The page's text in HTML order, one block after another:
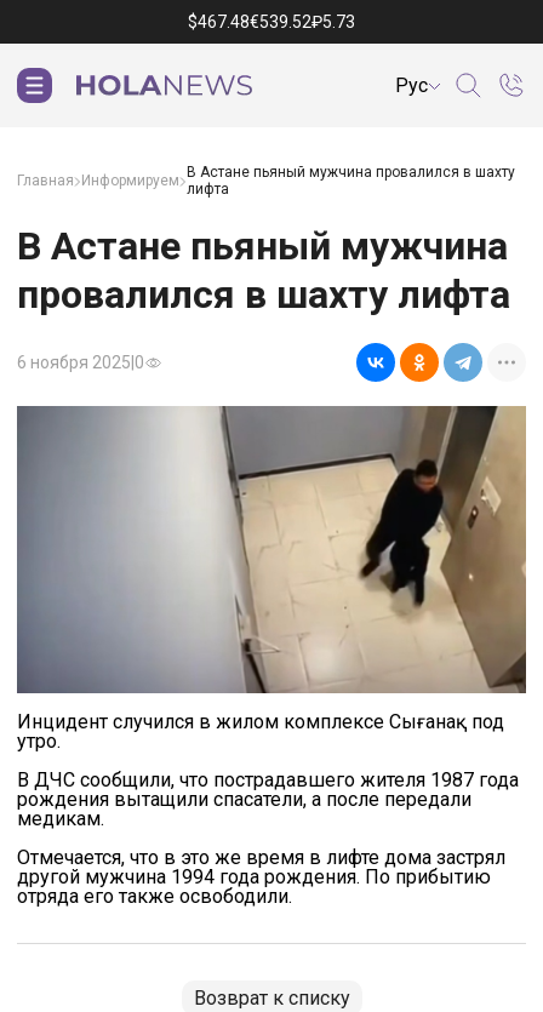
$467.48€539.52₽5.73
Рус
Главная Информируем
В Астане пьяный мужчина провалился в шахту
лифта
В Астане пьяный мужчина
провалился в шахту лифта
6 ноября 2025 0
Инцидент случился в жилом комплексе Сығанақ под
утро.
В ДЧС сообщили, что пострадавшего жителя 1987 года
рождения вытащили спасатели, а после передали
медикам.
Отмечается, что в это же время в лифте дома застрял
другой мужчина 1994 года рождения. По прибытию
отряда его также освободили.
Возврат к списку